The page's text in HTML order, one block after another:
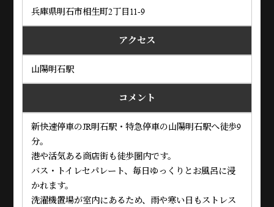
兵庫県明石市相生町2丁目11-9
アクセス
山陽明石駅
コメント
新快速停車のJR明石駅・特急停車の山陽明石駅へ徒歩9
分。
港や活気ある商店街も徒歩圏内です。
バス・トイレセパレート、毎日ゆっくりとお風呂に浸
かれます。
洗濯機置場が室内にあるため、雨や寒い日もストレス